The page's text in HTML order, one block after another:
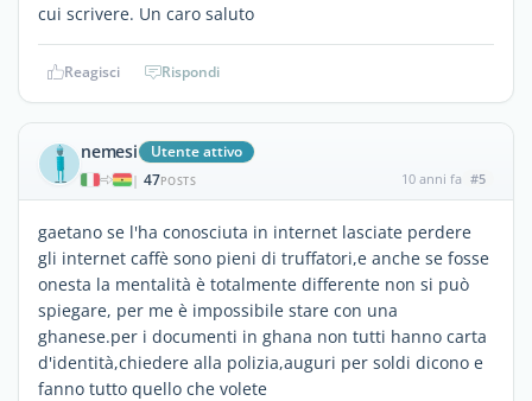
cui scrivere. Un caro saluto
Reagisci Rispondi
nemesi Utente attivo
| 47POSTS 10 anni fa #5
gaetano se l'ha conosciuta in internet lasciate perdere
gli internet caffè sono pieni di truffatori,e anche se fosse
onesta la mentalità è totalmente differente non si può
spiegare, per me è impossibile stare con una
ghanese.per i documenti in ghana non tutti hanno carta
d'identità,chiedere alla polizia,auguri per soldi dicono e
fanno tutto quello che volete